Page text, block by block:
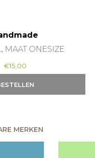
MAAT ONESIZE
€15,00
MERKEN